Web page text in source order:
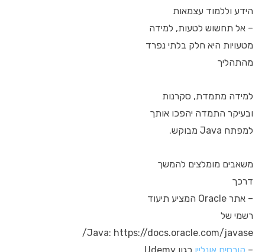
הידע וללמוד עצמאות
– אל תחשוש לטעות, למידה
מטעויות היא חלק בלתי נפרד
מהתהליך
למידה מתמדת, סקרנות
ובעיקר התמדה יהפכו אותך
למפתח Java מבוקש.
משאבים מומלצים להמשך
דרכך
– אתר Oracle המציע תיעוד
רשמי של
Java: https://docs.oracle.com/javase/